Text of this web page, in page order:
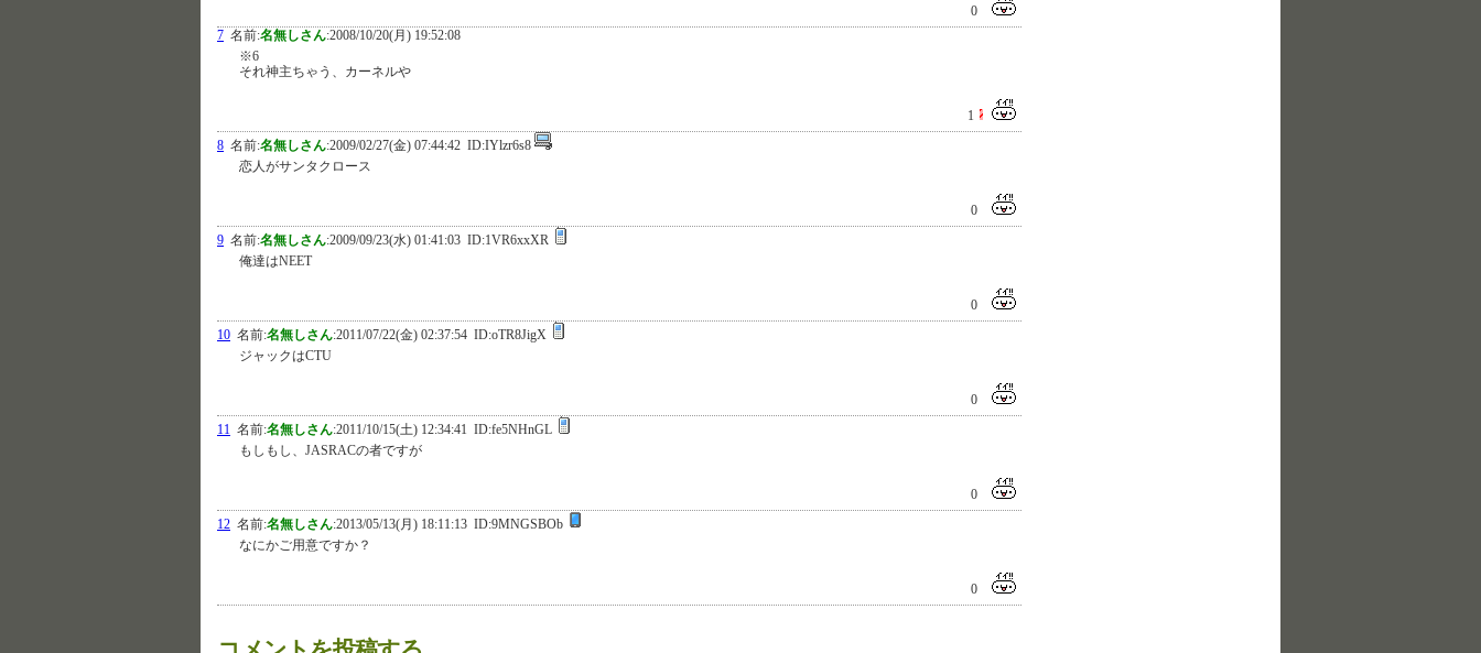
0
7 名前:名無しさん:2008/10/20(月) 19:52:08
※6
それ神主ちゃう、カーネルや
1
8 名前:名無しさん:2009/02/27(金) 07:44:42 ID:IYlzr6s8
恋人がサンタクロース
0
9 名前:名無しさん:2009/09/23(水) 01:41:03 ID:1VR6xxXR
俺達はNEET
0
10 名前:名無しさん:2011/07/22(金) 02:37:54 ID:oTR8JigX
ジャックはCTU
0
11 名前:名無しさん:2011/10/15(土) 12:34:41 ID:fe5NHnGL
もしもし、JASRACの者ですが
0
12 名前:名無しさん:2013/05/13(月) 18:11:13 ID:9MNGSBOb
なにかご用意ですか？
0